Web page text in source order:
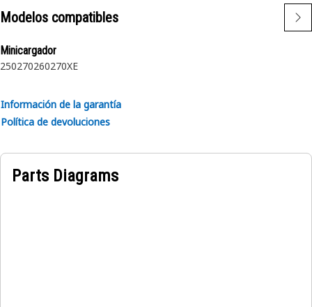
Modelos compatibles
Minicargador
250270260270XE
Información de la garantía
Política de devoluciones
Parts Diagrams